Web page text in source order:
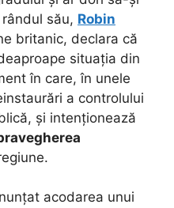
său, Robin
britanic, declara că
situația din
în care, în unele
a controlului
și intenționează
acodarea unui